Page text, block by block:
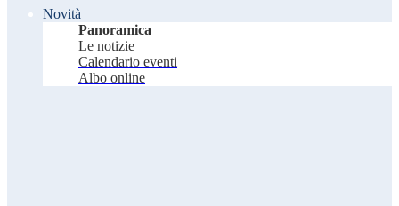
Novità
Panoramica
Le notizie
Calendario eventi
Albo online